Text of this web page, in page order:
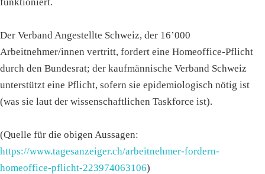
Der Verband Angestellte Schweiz, der 16’000
Arbeitnehmer/innen vertritt, fordert eine Homeoffice-Pflicht
durch den Bundesrat; der kaufmännische Verband Schweiz
unterstützt eine Pflicht, sofern sie epidemiologisch nötig ist
(was sie laut der wissenschaftlichen Taskforce ist).
(Quelle für die obigen Aussagen:
https://www.tagesanzeiger.ch/arbeitnehmer-fordern-
homeoffice-pflicht-223974063106)